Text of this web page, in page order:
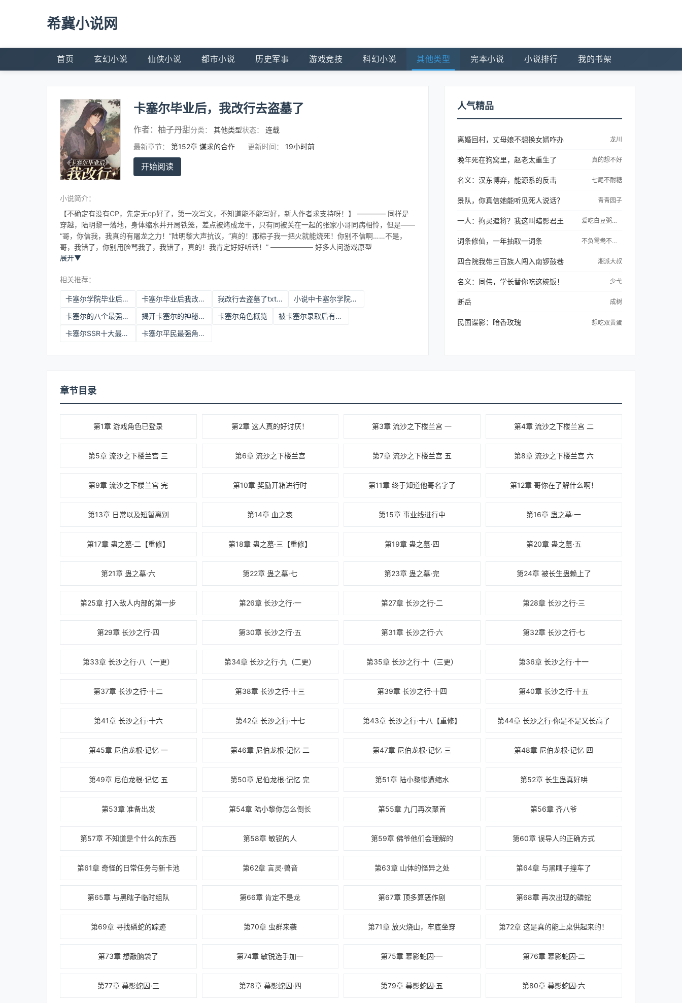
希冀小说网
首页 玄幻小说 仙侠小说 都市小说 历史军事 游戏竞技 科幻小说 其他类型 完本小说 小说排行 我的书架
卡塞尔毕业后，我改行去盗墓了
作者： 柚子丹甜分类： 其他类型状态：
连载
最新章节：
第152章 谋求的合作 更新时间： 19小时前
开始阅读
小说简介：
【不确定有没有CP，先定无cp好了，第一次写文，不知道能不能写好，新人作者求支持呀！】 ———— 同样是
穿越，陆明黎一落地，身体缩水并开局铁笼，差点被烤成龙干，只有同被关在一起的张家小哥同病相怜，但是——
“哥，你信我，我真的有屠龙之力！”陆明黎大声抗议，“真的！那粽子我一把火就能烧死！你别不信啊……不是，
哥，我错了，你别用脸骂我了，我错了，真的！我肯定好好听话！” —————— 好多人问游戏原型
展开▼
相关推荐：
卡塞尔学院毕业后能干嘛 卡塞尔毕业后我改行去盗墓了全文txt 我改行去盗墓了txt百度网盘
小说中卡塞尔学院在哪里
卡塞尔的八个最强角色
揭开卡塞尔的神秘面纱 卡塞尔角色概览
被卡塞尔录取后有什么变化
卡塞尔SSR十大最强角色
卡塞尔平民最强角色实战搭配
人气精品
离婚回村，丈母娘不想换女婿咋办 龙川
晚年死在狗窝里，赵老太重生了 真的想不好
名义：汉东博弈，能源系的反击 七尾不耐糖
景队，你真信她能听见死人说话？ 青青园子
一人：拘灵遣将？我这叫暗影君王 爱吃白豆粥的血尸大帝
词条修仙，一年抽取一词条 不负鸳鸯不负仙
四合院我带三百族人闯入南锣鼓巷 湘派大叔
名义：同伟，学长替你吃这碗饭！ 少弋
断岳 成树
民国谍影：暗香玫瑰 想吃双黄蛋
章节目录
第1章 游戏角色已登录 第2章 这人真的好讨厌！ 第3章 流沙之下楼兰宫 一 第4章 流沙之下楼兰宫 二
第5章 流沙之下楼兰宫 三 第6章 流沙之下楼兰宫 第7章 流沙之下楼兰宫 五 第8章 流沙之下楼兰宫 六
第9章 流沙之下楼兰宫 完 第10章 奖励开箱进行时 第11章 终于知道他哥名字了 第12章 哥你在了解什么啊！
第13章 日常以及短暂离别 第14章 血之哀 第15章 事业线进行中 第16章 蛊之墓·一
第17章 蛊之墓·二【重修】 第18章 蛊之墓·三【重修】 第19章 蛊之墓·四 第20章 蛊之墓·五
第21章 蛊之墓·六 第22章 蛊之墓·七 第23章 蛊之墓·完 第24章 被长生蛊赖上了
第25章 打入敌人内部的第一步 第26章 长沙之行·一 第27章 长沙之行·二 第28章 长沙之行·三
第29章 长沙之行·四 第30章 长沙之行·五 第31章 长沙之行·六 第32章 长沙之行·七
第33章 长沙之行·八（一更） 第34章 长沙之行·九（二更） 第35章 长沙之行·十（三更） 第36章 长沙之行·十一
第37章 长沙之行·十二 第38章 长沙之行·十三 第39章 长沙之行·十四 第40章 长沙之行·十五
第41章 长沙之行·十六 第42章 长沙之行·十七 第43章 长沙之行·十八【重修】 第44章 长沙之行·你是不是又长高了
第45章 尼伯龙根·记忆 一 第46章 尼伯龙根·记忆 二 第47章 尼伯龙根·记忆 三 第48章 尼伯龙根·记忆 四
第49章 尼伯龙根·记忆 五 第50章 尼伯龙根·记忆 完 第51章 陆小黎惨遭缩水 第52章 长生蛊真好哄
第53章 准备出发 第54章 陆小黎你怎么倒长 第55章 九门再次聚首 第56章 齐八爷
第57章 不知道是个什么的东西 第58章 敏锐的人 第59章 佛爷他们会理解的 第60章 误导人的正确方式
第61章 奇怪的日常任务与新卡池 第62章 言灵·兽音 第63章 山体的怪异之处 第64章 与黑瞎子撞车了
第65章 与黑瞎子临时组队 第66章 肯定不是龙 第67章 顶多算恶作剧 第68章 再次出现的磷蛇
第69章 寻找磷蛇的踪迹 第70章 虫群来袭 第71章 放火烧山，牢底坐穿 第72章 这是真的能上桌供起来的！
第73章 想敲脑袋了 第74章 敏锐选手加一 第75章 幕影蛇囚·一 第76章 幕影蛇囚·二
第77章 幕影蛇囚·三 第78章 幕影蛇囚·四 第79章 幕影蛇囚·五 第80章 幕影蛇囚·六